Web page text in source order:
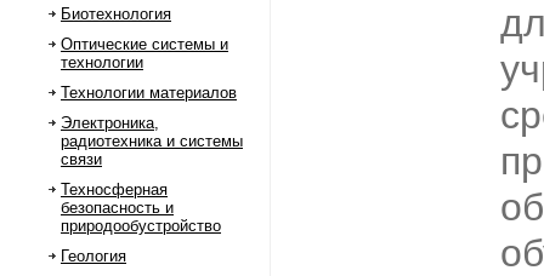
Биотехнология
Оптические системы и
технологии
Технологии материалов
Электроника,
радиотехника и системы
связи
Техносферная
безопасность и
природообустройство
Геология